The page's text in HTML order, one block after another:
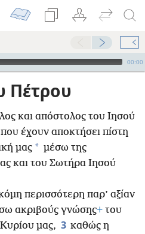
00:00
Πέτρου
και απόστολος του Ιησού
έχουν αποκτήσει πίστη
μας * μέσω της
και του Σωτήρα Ιησού
περισσότερη παρ’ αξίαν
ακριβούς γνώσης+ του
μας, 3 καθώς η